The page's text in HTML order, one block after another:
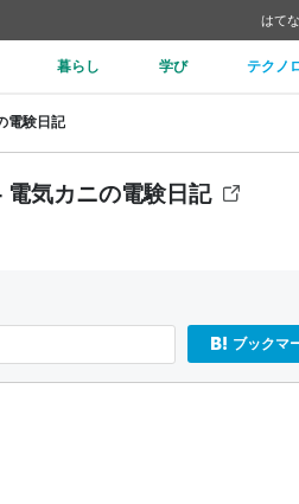
はて
暮らし 学び テクノ
電験日記
電気カニの電験日記
ブックマ